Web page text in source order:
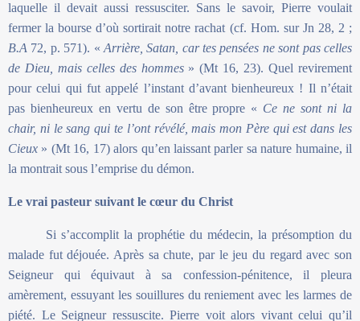
laquelle il devait aussi ressusciter. Sans le savoir, Pierre voulait
fermer la bourse d’où sortirait notre rachat (cf. Hom. sur Jn 28, 2 ;
B.A 72, p. 571). « Arrière, Satan, car tes pensées ne sont pas celles
de Dieu, mais celles des hommes» (Mt 16, 23). Quel revirement
pour celui qui fut appelé l’instant d’avant bienheureux ! Il n’était
pas bienheureux en vertu de son être propre « Ce ne sont ni la
chair, ni le sang qui te l’ont révélé, mais mon Père qui est dans les
Cieux » (Mt 16, 17) alors qu’en laissant parler sa nature humaine, il
la montrait sous l’emprise du démon.
Le vrai pasteur suivant le cœur du Christ
Si s’accomplit la prophétie du médecin, la présomption du
malade fut déjouée. Après sa chute, par le jeu du regard avec son
Seigneur qui équivaut à sa confession-pénitence, il pleura
amèrement, essuyant les souillures du reniement avec les larmes de
piété. Le Seigneur ressuscite. Pierre voit alors vivant celui qu’il